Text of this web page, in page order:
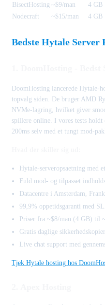
BisectHosting ~$9/man 4 GB
Nodecraft
~$15/man 4 GB
Bedste Hytale Server
DoomHosting lancerede Hytale-
topvalg siden. De bruger AMD
NVMe-lagring, hvilket giver
spillere online. I vores tests
200ms selv med et tungt mod-
Hytale-serveropsaetning med
Fuld mod- og tilpasset
Datacentre i Amsterdam,
99,9% oppetidsgaranti med
Priser fra ~$8/man (4 GB) til
Gratis daglige
Live chat support med
Tjek Hytale hosting hos